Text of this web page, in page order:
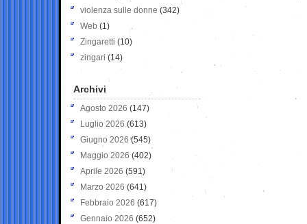
violenza sulle donne (342)
Web (1)
Zingaretti (10)
zingari (14)
Archivi
Agosto 2026 (147)
Luglio 2026 (613)
Giugno 2026 (545)
Maggio 2026 (402)
Aprile 2026 (591)
Marzo 2026 (641)
Febbraio 2026 (617)
Gennaio 2026 (652)